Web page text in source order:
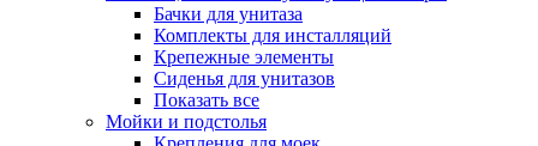
Бачки для унитаза
Комплекты для инсталляций
Крепежные элементы
Сиденья для унитазов
Показать все
Мойки и подстолья